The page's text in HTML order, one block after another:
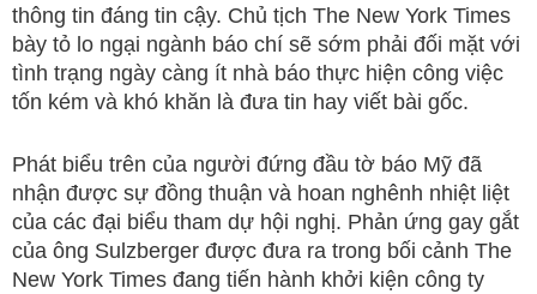
thông tin đáng tin cậy. Chủ tịch The New York Times
bày tỏ lo ngại ngành báo chí sẽ sớm phải đối mặt với
tình trạng ngày càng ít nhà báo thực hiện công việc
tốn kém và khó khăn là đưa tin hay viết bài gốc.
Phát biểu trên của người đứng đầu tờ báo Mỹ đã
nhận được sự đồng thuận và hoan nghênh nhiệt liệt
của các đại biểu tham dự hội nghị. Phản ứng gay gắt
của ông Sulzberger được đưa ra trong bối cảnh The
New York Times đang tiến hành khởi kiện công ty